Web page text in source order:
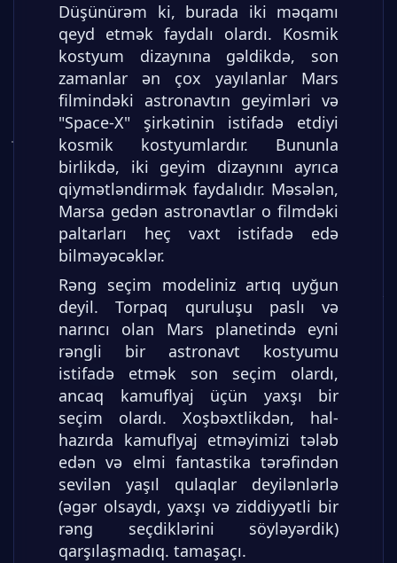
Düşünürəm ki, burada iki məqamı
qeyd etmək faydalı olardı. Kosmik
kostyum dizaynına gəldikdə, son
zamanlar ən çox yayılanlar Mars
filmindəki astronavtın geyimləri və
"Space-X" şirkətinin istifadə etdiyi
kosmik kostyumlardır. Bununla
birlikdə, iki geyim dizaynını ayrıca
qiymətləndirmək faydalıdır. Məsələn,
Marsa gedən astronavtlar o filmdəki
paltarları heç vaxt istifadə edə
bilməyəcəklər.
Rəng seçim modeliniz artıq uyğun
deyil. Torpaq quruluşu paslı və
narıncı olan Mars planetində eyni
rəngli bir astronavt kostyumu
istifadə etmək son seçim olardı,
ancaq kamuflyaj üçün yaxşı bir
seçim olardı. Xoşbəxtlikdən, hal-
hazırda kamuflyaj etməyimizi tələb
edən və elmi fantastika tərəfindən
sevilən yaşıl qulaqlar deyilənlərlə
(əgər olsaydı, yaxşı və ziddiyyətli bir
rəng seçdiklərini söyləyərdik)
qarşılaşmadıq. tamaşaçı.